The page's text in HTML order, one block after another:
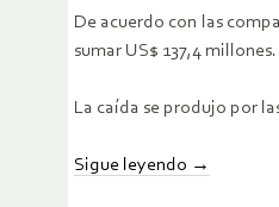
De acuerdo con las
sumar US$ 137,4 millones.
La caída se produjo por
Sigue leyendo →